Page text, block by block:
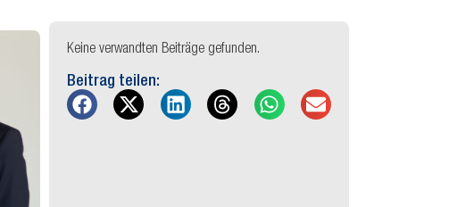
Keine verwandten Beiträge gefunden.
Beitrag teilen: